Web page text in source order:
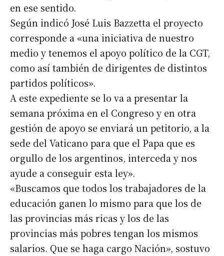
en ese sentido.
Según indicó José Luis Bazzetta el proyecto
corresponde a «una iniciativa de nuestro
medio y tenemos el apoyo político de la CGT,
como así también de dirigentes de distintos
partidos políticos».
A este expediente se lo va a presentar la
semana próxima en el Congreso y en otra
gestión de apoyo se enviará un petitorio, a la
sede del Vaticano para que el Papa que es
orgullo de los argentinos, interceda y nos
ayude a conseguir esta ley».
«Buscamos que todos los trabajadores de la
educación ganen lo mismo para que los de
las provincias más ricas y los de las
provincias más pobres tengan los mismos
salarios. Que se haga cargo Nación», sostuvo